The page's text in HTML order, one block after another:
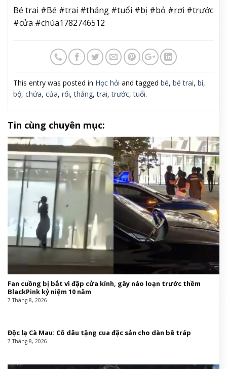
Bé trai #Bé #trai #tháng #tuổi #bị #bỏ #rơi #trước
#cửa #chùa1782746512
This entry was posted in Học hỏi and tagged bé, bé trai, bí,
bộ, chứa, của, rối,thắng,trai,trước,tuổi.
Tin cùng chuyên mục:
Fan cuồng bị bắt vì đập cửa kính, gây náo loạn trước thềm
BlackPink kỷ niệm 10 năm
7 Tháng 8, 2026
Độc lạ Cà Mau: Cô dâu tặng cua đặc sản cho dàn bê tráp
7 Tháng 8, 2026